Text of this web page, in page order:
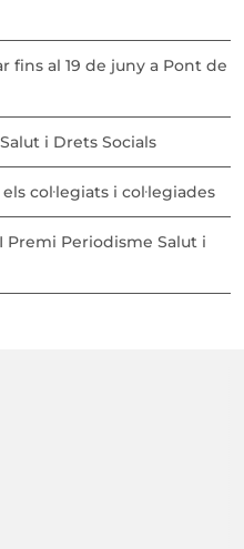
fins al 19 de juny a Pont de
i Drets Socials
col·legiats i col·legiades
Premi Periodisme Salut i